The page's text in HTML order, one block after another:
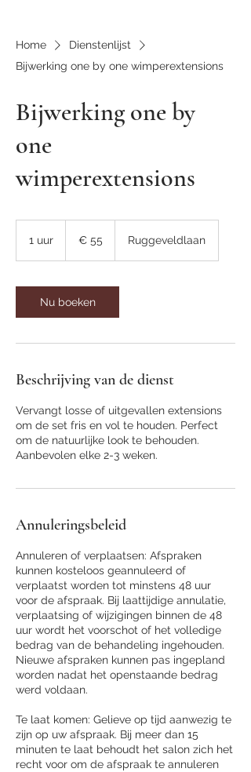
Home
Dienstenlijst
Bijwerking one by one wimperextensions
Bijwerking one by
one
wimperextensions
1 uur € 55 Ruggeveldlaan
Nu boeken
Beschrijving van de dienst
Vervangt losse of uitgevallen extensions
om de set fris en vol te houden. Perfect
om de natuurlijke look te behouden.
Aanbevolen elke 2-3 weken.
Annuleringsbeleid
Annuleren of verplaatsen: Afspraken
kunnen kosteloos geannuleerd of
verplaatst worden tot minstens 48 uur
voor de afspraak. Bij laattijdige annulatie,
verplaatsing of wijzigingen binnen de 48
uur wordt het voorschot of het volledige
bedrag van de behandeling ingehouden.
Nieuwe afspraken kunnen pas ingepland
worden nadat het openstaande bedrag
werd voldaan.
Te laat komen: Gelieve op tijd aanwezig te
zijn op uw afspraak. Bij meer dan 15
minuten te laat behoudt het salon zich het
recht voor om de afspraak te annuleren